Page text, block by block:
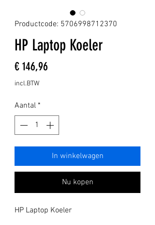
Productcode: 5706998712370
HP Laptop Koeler
€ 146,96
incl.BTW
Aantal *
In winkelwagen
Nu kopen
HP Laptop Koeler